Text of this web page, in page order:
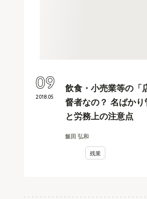
飲食・小売業等の「
督者なの？ 名ばか
と労務上の注意点
飯田 弘和
残業
2018.05
09